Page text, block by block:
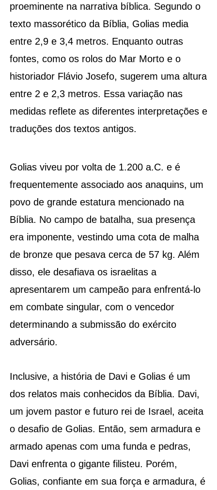
proeminente na narrativa bíblica. Segundo o
texto massorético da Bíblia, Golias media
entre 2,9 e 3,4 metros. Enquanto outras
fontes, como os rolos do Mar Morto e o
historiador Flávio Josefo, sugerem uma altura
entre 2 e 2,3 metros. Essa variação nas
medidas reflete as diferentes interpretações e
traduções dos textos antigos.
Golias viveu por volta de 1.200 a.C. e é
frequentemente associado aos anaquins, um
povo de grande estatura mencionado na
Bíblia. No campo de batalha, sua presença
era imponente, vestindo uma cota de malha
de bronze que pesava cerca de 57 kg. Além
disso, ele desafiava os israelitas a
apresentarem um campeão para enfrentá-lo
em combate singular, com o vencedor
determinando a submissão do exército
adversário.
Inclusive, a história de Davi e Golias é um
dos relatos mais conhecidos da Bíblia. Davi,
um jovem pastor e futuro rei de Israel, aceita
o desafio de Golias. Então, sem armadura e
armado apenas com uma funda e pedras,
Davi enfrenta o gigante filisteu. Porém,
Golias, confiante em sua força e armadura, é